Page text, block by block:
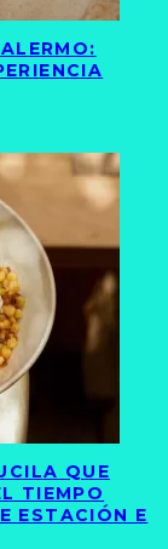
QUE
TIEMPO
ESTACIÓN E